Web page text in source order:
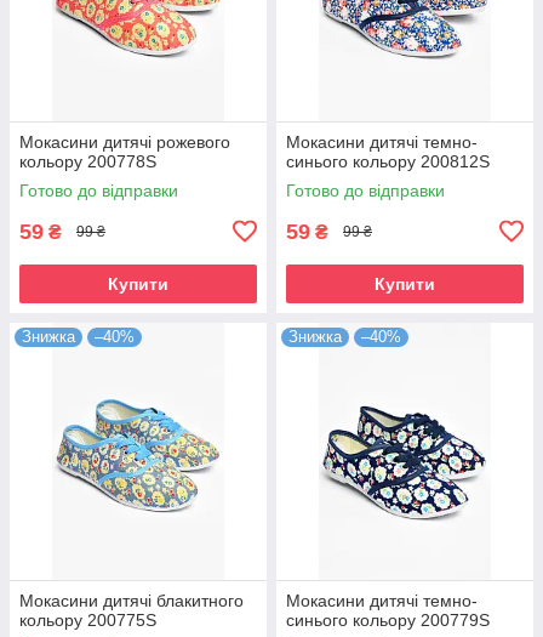
Мокасини дитячі рожевого
кольору 200778S
Готово до відправки
59 ₴ 99 ₴
Купити
Мокасини дитячі темно-
синього кольору 200812S
Готово до відправки
59 ₴ 99 ₴
Купити
Знижка –40%
Мокасини дитячі блакитного
кольору 200775S
Знижка –40%
Мокасини дитячі темно-
синього кольору 200779S